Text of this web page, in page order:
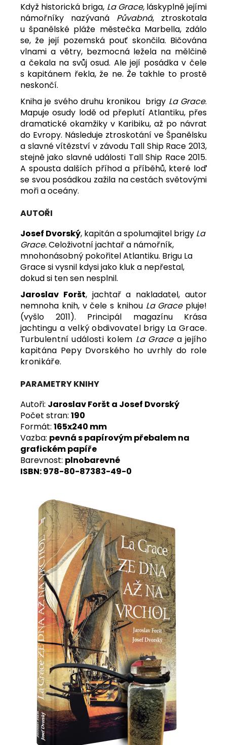
Když historická briga, La Grace,láskyplně jejími
námořníky nazývaná Půvabná, ztros­kotala
u španělské pláže městečka Marbella, zdálo
se, že její pozemská pouť skončila. Bičována
vlnami a větry, bezmocná ležela na mělčině
a čekala na svůj osud. Ale její posádka v čele
s kapitánem řekla, že ne. Že takhle to prostě
neskončí.
Kniha je svého druhu kronikou brigy La Grace.
Mapuje osudy lodě od přeplutí Atlantiku, přes
dramatické okamžiky v Karibiku, až po návrat
do Evropy. Následuje ztroskotání ve Španělsku
a slavné vítězství v závodu Tall Ship Race 2013,
stejně jako slavné události Tall Ship Race 2015.
A spousta dalších příhod a příběhů, které loď
se svou posádkou zažila na cestách světovými
moři a oceány.
AUTOŘI
Josef Dvorský, kapitán a spolumajitel brigy La
Grace.Celoživotní jachtař a námořník,
mnohonásobný pokořitel Atlantiku. Brigu La
Grace si vysnil kdysi jako kluk a nepřestal,
dokud si ten sen nesplnil.
Jaroslav Foršt, jachtař a nakladatel, autor
nemnoha knih, v čele s knihou La Gracepluje!
(vyšlo 2011). Principál magazínu Krása
jachtingu a velký obdivovatel brigy La Grace.
Turbulentní události kolem La Gracea jejího
kapitána Pepy Dvorského ho uvrhly do role
kronikáře.
PARAMETRY KNIHY
Autoři: Jaroslav Foršt a Josef Dvorský
Počet stran: 190
Formát: 165x240 mm
Vazba: pevná s papírovým přebalem na
grafickém papíře
Barevnost: plnobarevné
ISBN: 978-80-87383-49-0